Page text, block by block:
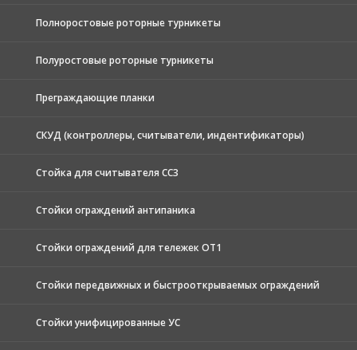
Полноростовые роторные турникеты
Полуростовые роторные турникеты
Преграждающие планки
СКУД (контроллеры, считыватели, индентификаторы)
Стойка для считывателя СС3
Стойки ограждений антипаника
Стойки ограждений для тележек ОТ1
Стойки передвижных и быстрооткрываемых ограждений
Стойки унифицированные УС